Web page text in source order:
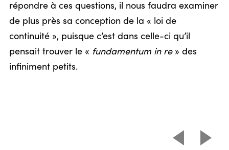
répondre à ces questions, il nous faudra examiner
de plus près sa conception de la « loi de
continuité », puisque c’est dans celle-ci qu’il
pensait trouver le « fundamentum in re» des
infiniment petits.